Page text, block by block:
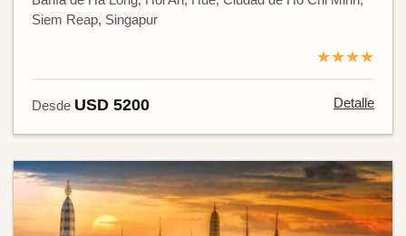
Siem Reap, Singapur
★★★★
Desde USD 5200 Detalle